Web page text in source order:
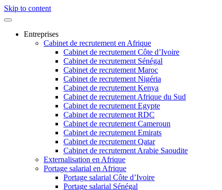
Skip to content
Entreprises
Cabinet de recrutement en Afrique
Cabinet de recrutement Côte d’Ivoire
Cabinet de recrutement Sénégal
Cabinet de recrutement Maroc
Cabinet de recrutement Nigéria
Cabinet de recrutement Kenya
Cabinet de recrutement Afrique du Sud
Cabinet de recrutement Egypte
Cabinet de recrutement RDC
Cabinet de recrutement Cameroun
Cabinet de recrutement Emirats
Cabinet de recrutement Qatar
Cabinet de recrutement Arabie Saoudite
Externalisation en Afrique
Portage salarial en Afrique
Portage salarial Côte d’Ivoire
Portage salarial Sénégal